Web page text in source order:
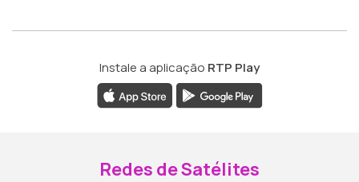
Instale a aplicação RTP Play
Redes de Satélites